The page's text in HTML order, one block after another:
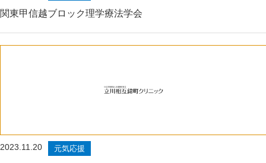
関東甲信越ブロック理学療法学会
2023.11.20 元気応援